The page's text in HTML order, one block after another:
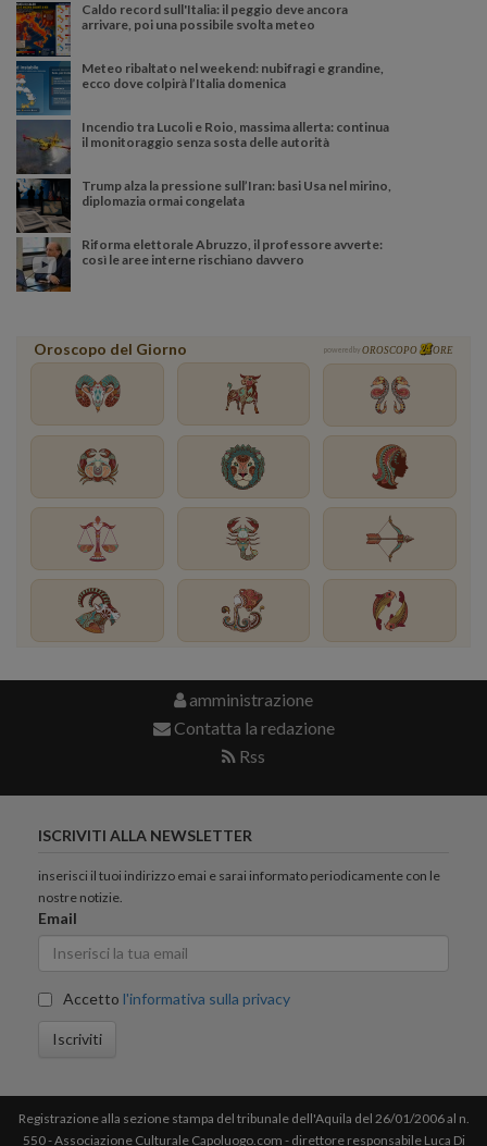
Caldo record sull'Italia: il peggio deve ancora
arrivare, poi una possibile svolta meteo
Meteo ribaltato nel weekend: nubifragi e grandine,
ecco dove colpirà l’Italia domenica
Incendio tra Lucoli e Roio, massima allerta: continua
il monitoraggio senza sosta delle autorità
Trump alza la pressione sull’Iran: basi Usa nel mirino,
diplomazia ormai congelata
Riforma elettorale Abruzzo, il professore avverte:
così le aree interne rischiano davvero
Oroscopo del Giorno powered by OROSCOPO ORE
amministrazione
Contatta la redazione
Rss
ISCRIVITI ALLA NEWSLETTER
inserisci il tuoi indirizzo emai e sarai informato periodicamente con le
nostre notizie.
Email
Accetto l'informativa sulla privacy
Iscriviti
Registrazione alla sezione stampa del tribunale dell'Aquila del 26/01/2006 al n.
550 - Associazione Culturale Capoluogo.com - direttore responsabile Luca Di